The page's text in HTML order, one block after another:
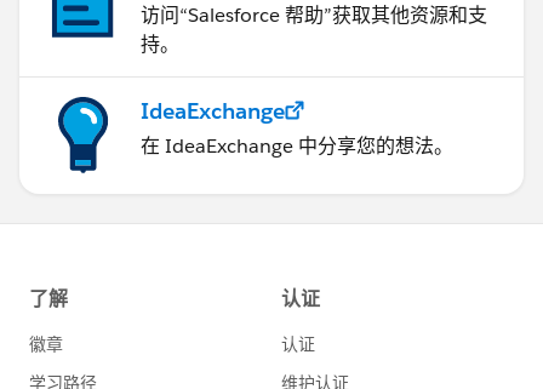
访问“Salesforce 帮助”获取其他资源和支
持。
IdeaExchange
在 IdeaExchange 中分享您的想法。